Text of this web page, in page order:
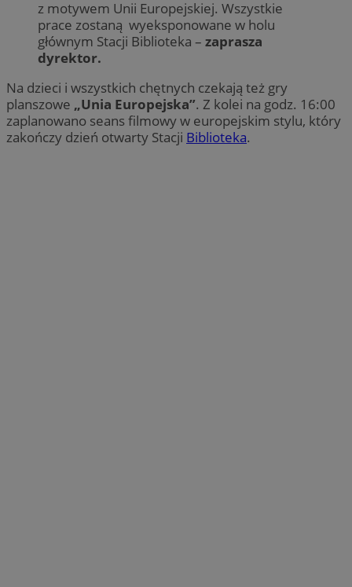
z motywem Unii Europejskiej. Wszystkie
prace zostaną wyeksponowane w holu
głównym Stacji Biblioteka – zaprasza
dyrektor.
Na dzieci i wszystkich chętnych czekają też gry
planszowe „Unia Europejska”. Z kolei na godz. 16:00
zaplanowano seans filmowy w europejskim stylu, który
zakończy dzień otwarty Stacji Biblioteka.